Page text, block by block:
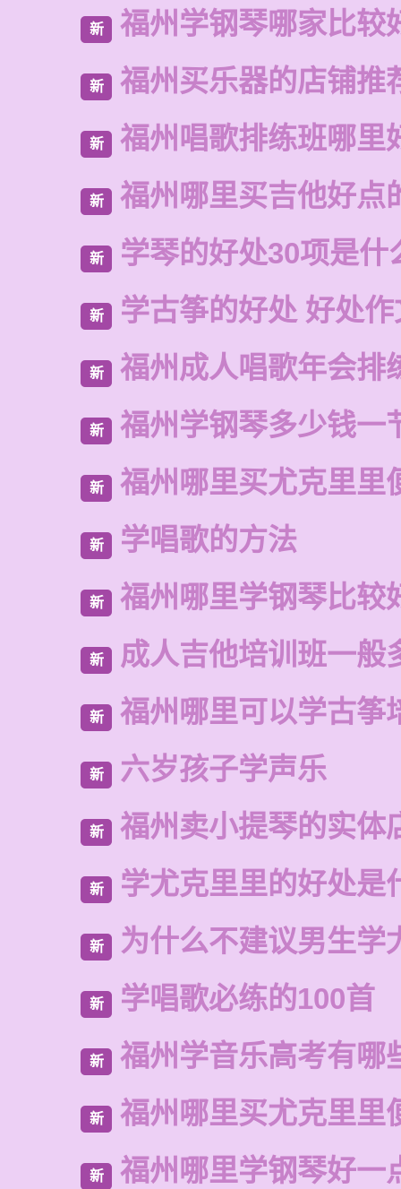
新 福州学钢琴哪家比较
新 福州买乐器的店铺推
新 福州唱歌排练班哪里
新 福州哪里买吉他好点
新 学琴的好处30项是什
新 学古筝的好处 好处作
新 福州成人唱歌年会排
新 福州学钢琴多少钱一
新 福州哪里买尤克里里
新 学唱歌的方法
新 福州哪里学钢琴比较
新 成人吉他培训班一般
新 福州哪里可以学古筝
新 六岁孩子学声乐
新 福州卖小提琴的实体
新 学尤克里里的好处是
新 为什么不建议男生学
新 学唱歌必练的100首
新 福州学音乐高考有哪
新 福州哪里买尤克里里
新 福州哪里学钢琴好一